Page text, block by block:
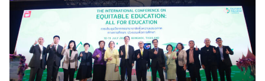
Search
for: